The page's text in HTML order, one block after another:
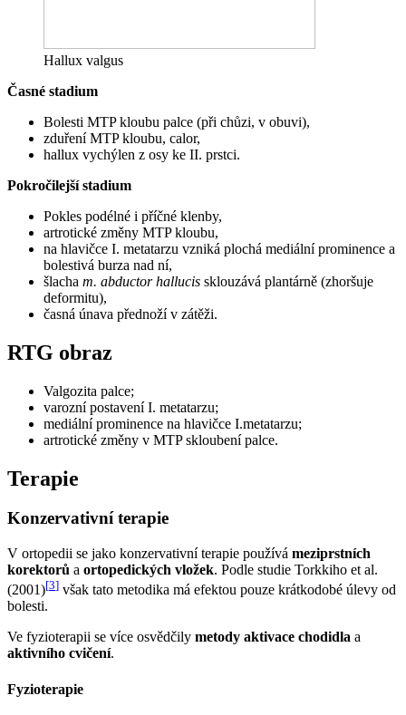
Hallux valgus
Časné stadium
Bolesti MTP kloubu palce (při chůzi, v obuvi),
zduření MTP kloubu, calor,
hallux vychýlen z osy ke II. prstci.
Pokročilejší stadium
Pokles podélné i příčné klenby,
artrotické změny MTP kloubu,
na hlavičce I. metatarzu vzniká plochá mediální prominence a
bolestivá burza nad ní,
šlacha m. abductor hallucis sklouzává plantárně (zhoršuje
deformitu),
časná únava přednoží v zátěži.
RTG obraz
Valgozita palce;
varozní postavení I. metatarzu;
mediální prominence na hlavičce I.metatarzu;
artrotické změny v MTP skloubení palce.
Terapie
Konzervativní terapie
V ortopedii se jako konzervativní terapie používá meziprstních
korektorů a ortopedických vložek. Podle studie Torkkiho et al.
(2001)[3] však tato metodika má efektou pouze krátkodobé úlevy od
bolesti.
Ve fyzioterapii se více osvědčily metody aktivace chodidla a
aktivního cvičení.
Fyzioterapie